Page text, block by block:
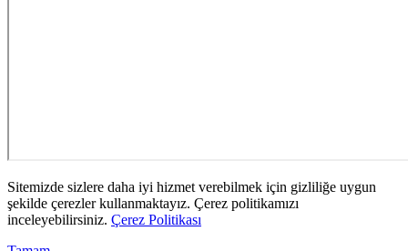
Sitemizde sizlere daha iyi hizmet verebilmek için gizliliğe uygun
şekilde çerezler kullanmaktayız. Çerez politikamızı
inceleyebilirsiniz. Çerez Politikası